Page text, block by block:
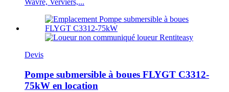
Wavre, Verviers,...
Devis
Pompe submersible à boues FLYGT C3312-
75kW en location